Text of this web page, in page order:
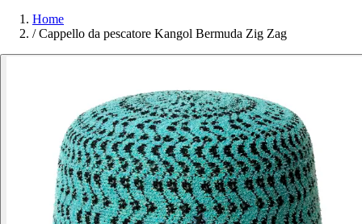
Home
/ Cappello da pescatore Kangol Bermuda Zig Zag